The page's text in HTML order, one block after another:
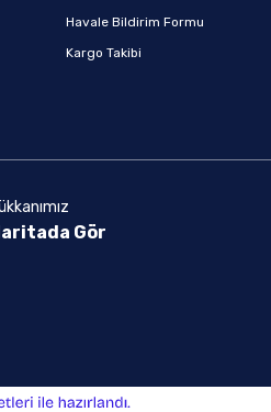
Havale Bildirim Formu
Kargo Takibi
Gör
e-